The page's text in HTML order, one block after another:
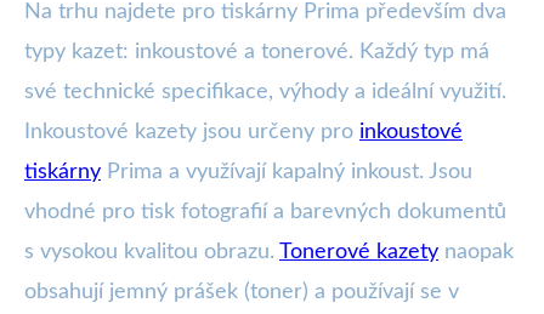
Na trhu najdete pro tiskárny Prima především dva
typy kazet: inkoustové a tonerové. Každý typ má
své technické specifikace, výhody a ideální využití.
Inkoustové kazety jsou určeny pro inkoustové
tiskárny Prima a využívají kapalný inkoust. Jsou
vhodné pro tisk fotografií a barevných dokumentů
s vysokou kvalitou obrazu.
Tonerové kazety naopak
obsahují jemný prášek (toner) a používají se v